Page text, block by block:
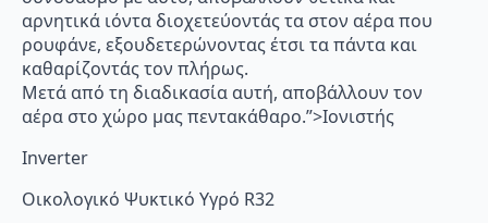
αρνητικά ιόντα διοχετεύοντάς τα στον αέρα που
ρουφάνε, εξουδετερώνοντας έτσι τα πάντα και
καθαρίζοντάς τον πλήρως.
Μετά από τη διαδικασία αυτή, αποβάλλουν τον
αέρα στο χώρο μας πεντακάθαρο.”>Ιονιστής
Inverter
Οικολογικό Ψυκτικό Υγρό R32